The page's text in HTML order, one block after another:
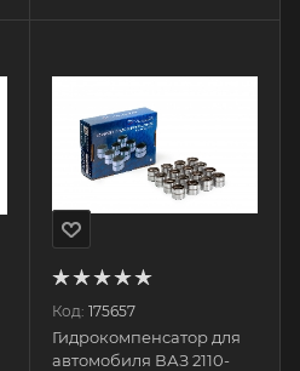
Код: 175657
Гидрокомпенсатор для
автомобиля ВАЗ 2110-